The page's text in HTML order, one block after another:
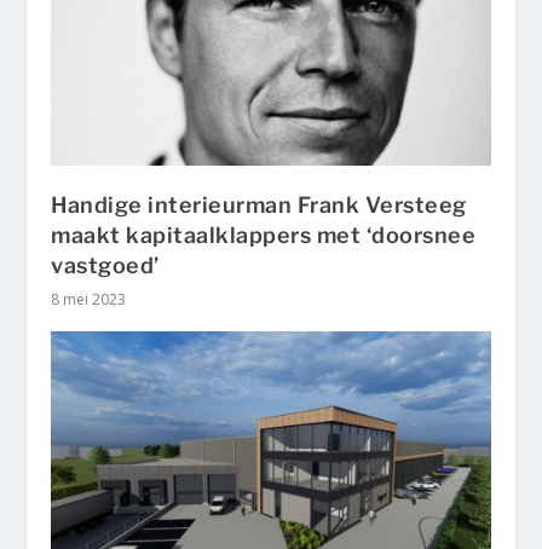
Handige interieurman Frank Versteeg
maakt kapitaalklappers met ‘doorsnee
vastgoed’
8 mei 2023